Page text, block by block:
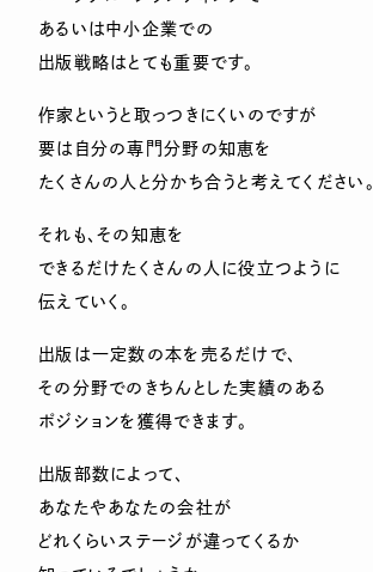
あるいは中小企業での
出版戦略はとても重要です。
作家というと取っつきにくいのですが
要は自分の専門分野の知恵を
たくさんの人と分かち合うと考えてください。
それも、その知恵を
できるだけたくさんの人に役立つように
伝えていく。
出版は一定数の本を売るだけで、
その分野でのきちんとした実績のある
ポジションを獲得できます。
出版部数によって、
あなたやあなたの会社が
どれくらいステージが違ってくるか